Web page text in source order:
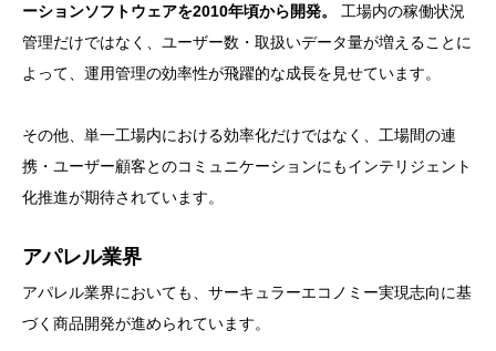
ーションソフトウェアを2010年頃から開発。
工場内の稼働状況
管理だけではなく、ユーザー数・取扱いデータ量が増えることに
よって、運用管理の効率性が飛躍的な成長を見せています。
その他、単一工場内における効率化だけではなく、工場間の連
携・ユーザー顧客とのコミュニケーションにもインテリジェント
化推進が期待されています。
アパレル業界
アパレル業界においても、サーキュラーエコノミー実現志向に基
づく商品開発が進められています。